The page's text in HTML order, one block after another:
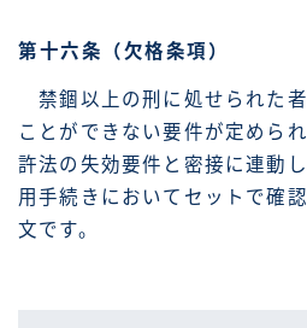
第十六条（欠格条項）
禁錮以上の刑に処せられた
ことができない要件が定めら
許法の失効要件と密接に連動
用手続きにおいてセットで確
文です。